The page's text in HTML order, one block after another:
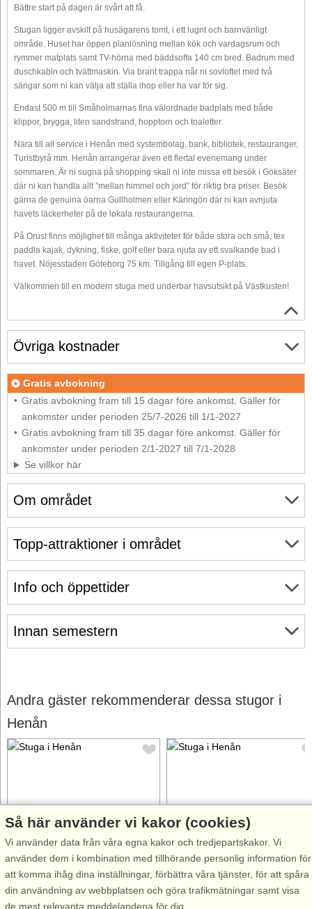
Bättre start på dagen är svårt att få.
Stugan ligger avskilt på husägarens tomt, i ett lugnt och barnvänligt
område. Huset har öppen planlösning mellan kök och vardagsrum och
rymmer matplats samt TV-hörna med bäddsoffa 140 cm bred. Badrum med
duschkabin och tvättmaskin. Via brant trappa når ni sovloftet med två
sängar som ni kan välja att ställa ihop eller ha var för sig.
Endast 500 m till Småholmarnas fina välordnade badplats med både
klippor, brygga, liten sandstrand, hopptorn och toaletter.
Nära till all service i Henån med systembolag, bank, bibliotek, restauranger,
Turistbyrå mm. Henån arrangerar även ett flertal evenemang under
sommaren. Är ni sugna på shopping skall ni inte missa ett besök i Göksäter
där ni kan handla allt ”mellan himmel och jord” för riktig bra priser. Besök
gärna de genuina öarna Gullholmen eller Käringön där ni kan avnjuta
havets läckerheter på de lokala restaurangerna.
På Orust finns möjlighet till många aktiviteter för både stora och små, tex
paddla kajak, dykning, fiske, golf eller bara njuta av ett svalkande bad i
havet. Nöjesstaden Göteborg 75 km. Tillgång till egen P-plats.
Välkommen till en modern stuga med underbar havsutsikt på Västkusten!
Om området
Info och öppettider
Innan semestern
Övriga kostnader
Gratis avbokning
Gratis avbokning fram till 15 dagar före ankomst. Gäller för
ankomster under perioden 25/7-2026 till 1/1-2027
Gratis avbokning fram till 35 dagar före ankomst. Gäller för
ankomster under perioden 2/1-2027 till 7/1-2028
Se villkor här
Topp-attraktioner i området
Andra gäster rekommenderar dessa stugor i
Henån
Stugnr: 43811
Henån
3 personer, 30 m²
200 m till sjö/hav:.
Välkomna till Henån på Orust
Stugnr: 52483
Henån
6 personer, 52 m²
500 m till sjö/hav:.
Modern och fräsch havsnära
Så här använder vi kakor (cookies)
Vi använder data från våra egna kakor och tredjepartskakor. Vi
använder dem i kombination med tillhörande personlig information för
att komma ihåg dina inställningar, förbättra våra tjänster, för att spåra
din användning av webbplatsen och göra trafikmätningar samt visa
de mest relevanta meddelandena för dig.